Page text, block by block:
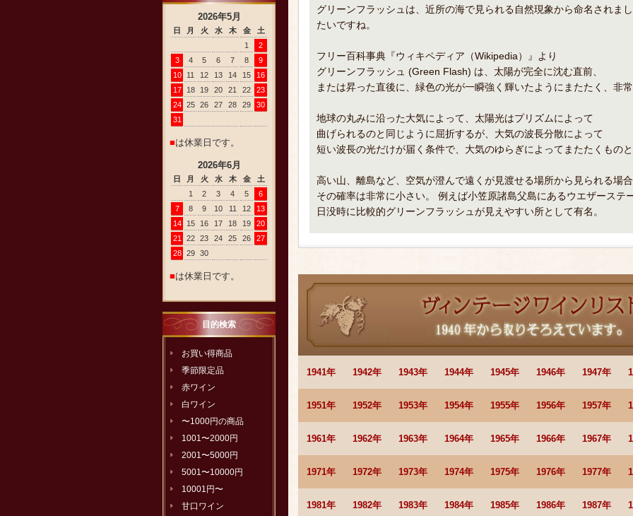
2026年5月
日 月 火 水 木 金
土
1
2
3
4 5 6 7 8
9
10
11 12 13 14 15
16
17
18 19 20 21 22
23
24
25 26 27 28 29
30
31
■は休業日です。
2026年6月
日 月 火 水 木 金
土
1
2 3 4 5
6
7
8 9 10 11 12
13
14
15 16 17 18 19
20
21
22 23 24 25 26
27
28
29 30
■は休業日です。
目的検索
お買い得商品
季節限定品
赤ワイン
白ワイン
〜1000円の商品
1001〜2000円
2001〜5000円
5001〜10000円
10001円〜
甘口ワイン
グリーンフラッシュは、近所の海で見られる自然現象から命名されま
たいですね。
フリー百科事典『ウィキペディア（Wikipedia）』より
グリーンフラッシュ (Green Flash) は、太陽が完全に沈む直前、
または昇った直後に、緑色の光が一瞬強く輝いたようにまたたく、非
地球の丸みに沿った大気によって、太陽光はプリズムによって
曲げられるのと同じように屈折するが、大気の波長分散によって
短い波長の光だけが届く条件で、大気のゆらぎによってまたたくもの
高い山、離島など、空気が澄んで遠くが見渡せる場所から見られる場
その確率は非常に小さい。 例えば小笠原諸島父島にあるウエザーステ
日没時に比較的グリーンフラッシュが見えやすい所として有名。
1941年 1942年 1943年 1944年 1945年 1946年 1947年
1951年 1952年 1953年 1954年 1955年 1956年 1957年
1961年 1962年 1963年 1964年 1965年 1966年 1967年
1971年 1972年 1973年 1974年 1975年 1976年 1977年
1981年 1982年 1983年 1984年 1985年 1986年 1987年